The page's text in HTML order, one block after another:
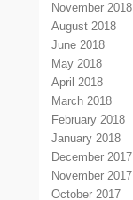
November 2018
August 2018
June 2018
May 2018
April 2018
March 2018
February 2018
January 2018
December 2017
November 2017
October 2017